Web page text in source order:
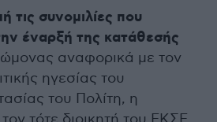
τις συνομιλίες που
έναρξή της κατάθεσής
αναφορικά με τον
ηγεσίας του
του Πολίτη, η